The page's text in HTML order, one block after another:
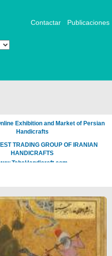
Contactar Publicaciones
Exhibition and Market of Persian
Handicrafts
TRADING GROUP OF IRANIAN
HANDICRAFTS